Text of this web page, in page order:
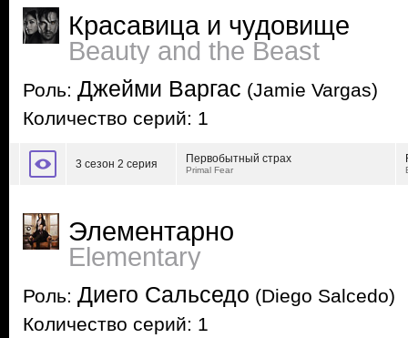
Красавица и чудовище
Beauty and the Beast
Роль: Джейми Варгас (Jamie Vargas)
Количество серий: 1
3 сезон 2 серия Первобытный страх
Primal Fear
Элементарно
Elementary
Роль: Диего Сальседо (Diego Salcedo)
Количество серий: 1